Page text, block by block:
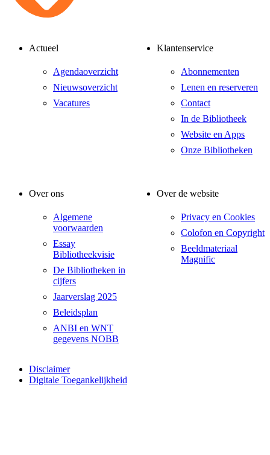
Actueel
Agendaoverzicht
Nieuwsoverzicht
Vacatures
Klantenservice
Abonnementen
Lenen en reserveren
Contact
In de Bibliotheek
Website en Apps
Onze Bibliotheken
Over ons
Algemene
voorwaarden
Essay
Bibliotheekvisie
De Bibliotheken in
cijfers
Jaarverslag 2025
Beleidsplan
ANBI en WNT
gegevens NOBB
Over de website
Privacy en Cookies
Colofon en Copyright
Beeldmateriaal
Magnific
Disclaimer
Digitale Toegankelijkheid